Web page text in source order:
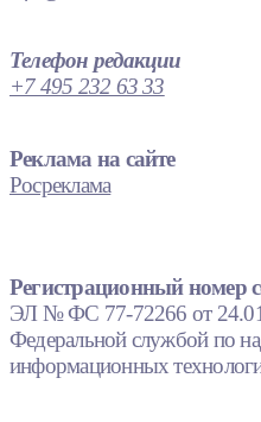
Телефон редакции
+7 495 232 63 33
Реклама на сайте
Росреклама
Регистрационный номер
ЭЛ № ФС 77-72266 от
Федеральной службой по
информационных